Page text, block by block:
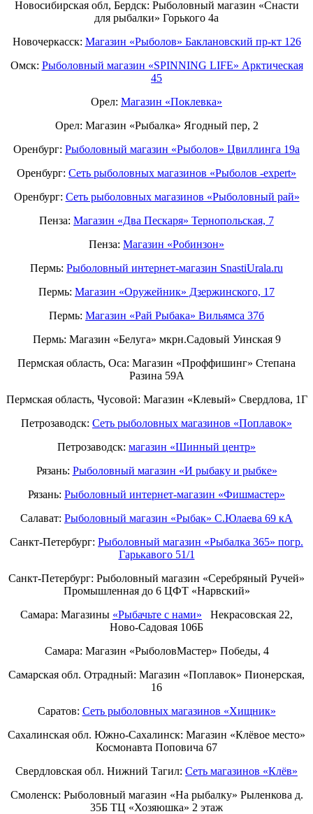
Новосибирская обл, Бердск: Рыболовный магазин «Снасти
для рыбалки» Горького 4а
Новочеркасск: Магазин «Рыболов» Баклановский пр-кт 126
Омск: Рыболовный магазин «SPINNING LIFE» Арктическая
45
Орел: Магазин «Поклевка»
Орел: Магазин «Рыбалка» Ягодный пер, 2
Оренбург: Рыболовный магазин «Рыболов» Цвиллинга 19а
Оренбург: Сеть рыболовных магазинов «Рыболов -expert»
Оренбург: Сеть рыболовных магазинов «Рыболовный рай»
Пенза: Магазин «Два Пескаря» Тернопольская, 7
Пенза: Магазин «Робинзон»
Пермь: Рыболовный интернет-магазин SnastiUrala.ru
Пермь: Магазин «Оружейник» Дзержинского, 17
Пермь: Магазин «Рай Рыбака» Вильямса 37б
Пермь: Магазин «Белуга» мкрн.Садовый Уинская 9
Пермская область, Оса: Магазин «Проффишинг» Степана
Разина 59А
Пермская область, Чусовой: Магазин «Клевый» Свердлова, 1Г
Петрозаводск: Сеть рыболовных магазинов «Поплавок»
Петрозаводск: магазин «Шинный центр»
Рязань: Рыболовный магазин «И рыбаку и рыбке»
Рязань: Рыболовный интернет-магазин «Фишмастер»
Салават: Рыболовный магазин «Рыбак» С.Юлаева 69 кА
Санкт-Петербург: Рыболовный магазин «Рыбалка 365» погр.
Гарькавого 51/1
Санкт-Петербург: Рыболовный магазин «Серебряный Ручей»
Промышленная до 6 ЦФТ «Нарвский»
Самара: Магазины «Рыбачьте с нами» Некрасовская 22,
Ново-Садовая 106Б
Самара: Магазин «РыболовМастер» Победы, 4
Самарская обл. Отрадный: Магазин «Поплавок» Пионерская,
16
Саратов: Сеть рыболовных магазинов «Хищник»
Сахалинская обл. Южно-Сахалинск: Магазин «Клёвое место»
Космонавта Поповича 67
Свердловская обл. Нижний Тагил: Cеть магазинов «Клёв»
Смоленск: Рыболовный магазин «На рыбалку» Рыленкова д.
35Б ТЦ «Хозяюшка» 2 этаж